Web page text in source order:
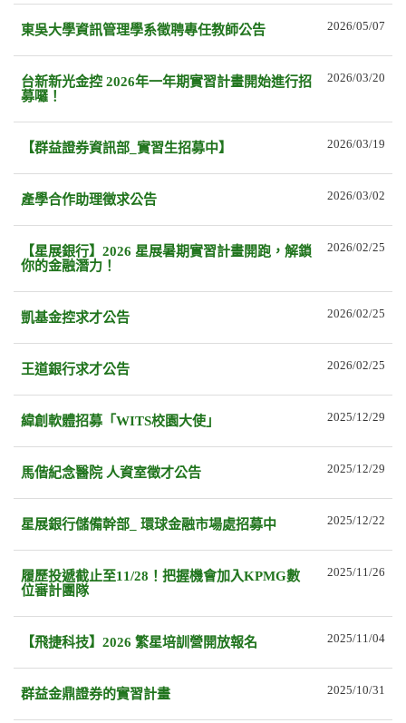
東吳大學資訊管理學系徵聘專任教師公告 2026/05/07
台新新光金控 2026年一年期實習計畫開始進行招
募囉！
2026/03/20
【群益證券資訊部_實習生招募中】 2026/03/19
產學合作助理徵求公告 2026/03/02
【星展銀行】2026 星展暑期實習計畫開跑，解鎖
你的金融潛力！
2026/02/25
凱基金控求才公告 2026/02/25
王道銀行求才公告 2026/02/25
緯創軟體招募「WITS校園大使」 2025/12/29
馬偕紀念醫院 人資室徵才公告 2025/12/29
星展銀行儲備幹部_ 環球金融市場處招募中 2025/12/22
履歷投遞截止至11/28！把握機會加入KPMG數
位審計團隊
2025/11/26
【飛捷科技】2026 繁星培訓營開放報名 2025/11/04
群益金鼎證券的實習計畫 2025/10/31